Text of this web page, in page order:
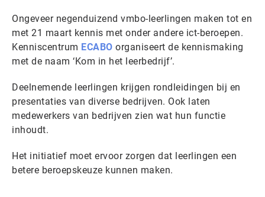
Ongeveer negenduizend vmbo-leerlingen maken tot en
met 21 maart kennis met onder andere ict-beroepen.
Kenniscentrum ECABO organiseert de kennismaking
met de naam ‘Kom in het leerbedrijf’.
Deelnemende leerlingen krijgen rondleidingen bij en
presentaties van diverse bedrijven. Ook laten
medewerkers van bedrijven zien wat hun functie
inhoudt.
Het initiatief moet ervoor zorgen dat leerlingen een
betere beroepskeuze kunnen maken.